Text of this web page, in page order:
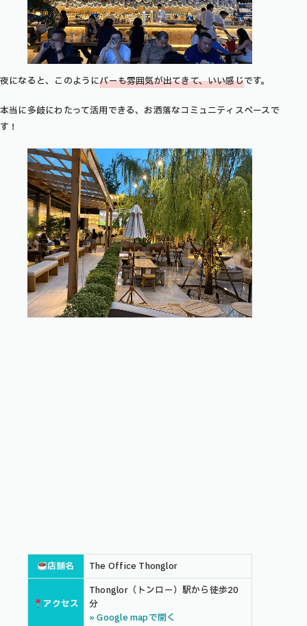
夜になると、このようにバーも雰囲気が出てきて、いい感じです。
本当に多岐にわたって活用できる、お洒落なコミュニティスペースで
す！
店舗名 The Office Thonglor
アクセス
Thonglor（トンロー）駅から徒歩20
分
» Google mapで開く